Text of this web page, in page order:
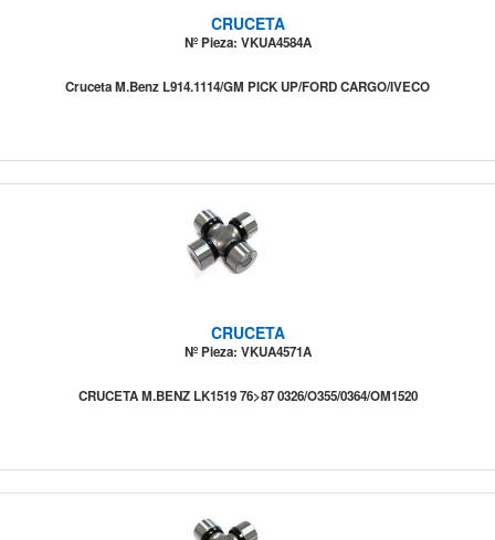
CRUCETA
Nº Pieza: VKUA4584A
Cruceta M.Benz L914.1114/GM PICK UP/FORD CARGO/IVECO
CRUCETA
Nº Pieza: VKUA4571A
CRUCETA M.BENZ LK1519 76>87 0326/O355/0364/OM1520